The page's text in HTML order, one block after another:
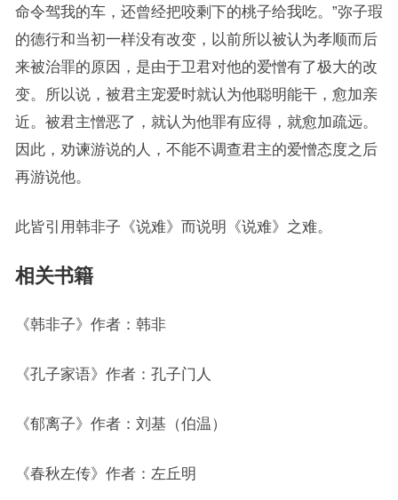
命令驾我的车，还曾经把咬剩下的桃子给我吃。”弥子瑕
的德行和当初一样没有改变，以前所以被认为孝顺而后
来被治罪的原因，是由于卫君对他的爱憎有了极大的改
变。所以说，被君主宠爱时就认为他聪明能干，愈加亲
近。被君主憎恶了，就认为他罪有应得，就愈加疏远。
因此，劝谏游说的人，不能不调查君主的爱憎态度之后
再游说他。
此皆引用韩非子《说难》而说明《说难》之难。
相关书籍
《韩非子》作者：韩非
《孔子家语》作者：孔子门人
《郁离子》作者：刘基（伯温）
《春秋左传》作者：左丘明